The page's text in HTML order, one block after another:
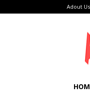
Adout Us